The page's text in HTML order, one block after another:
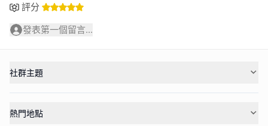
評分
發表第一個留言...
社群主題
熱門地點